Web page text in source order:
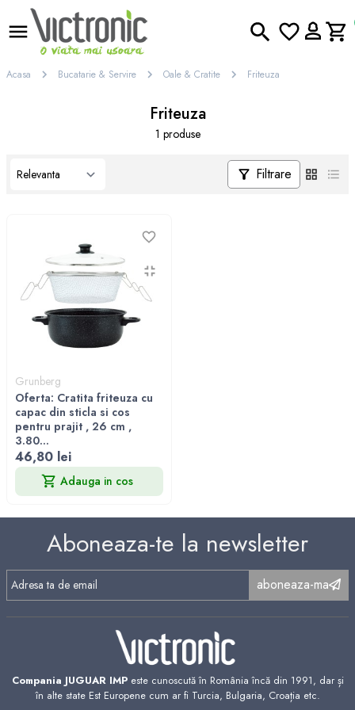
Acasa Bucatarie & Servire Oale & Cratite Friteuza
Friteuza
1 produse
Filtrare
Grunberg
Oferta: Cratita friteuza cu
capac din sticla si cos
pentru prajit , 26 cm ,
3.80...
46,80 lei
Adauga in cos
Aboneaza-te la newsletter
aboneaza-ma
Compania JUGUAR IMPeste cunoscută în România încă din 1991, dar și
în alte state Est Europene cum ar fi Turcia, Bulgaria, Croația etc.